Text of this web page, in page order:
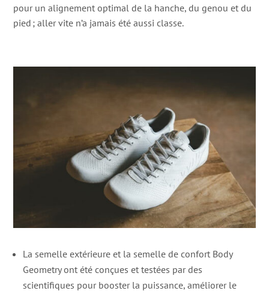
pour un alignement optimal de la hanche, du genou et du
pied ; aller vite n’a jamais été aussi classe.
La semelle extérieure et la semelle de confort Body
Geometry ont été conçues et testées par des
scientifiques pour booster la puissance, améliorer le